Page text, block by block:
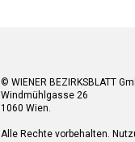
© WIENER BEZIRKSBLATT
Windmühlgasse 26
1060 Wien.
Alle Rechte vorbehalten.